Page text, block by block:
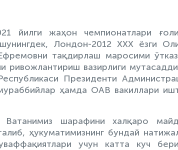
йилги жаҳон чемпионатлари
Лондон-2012 XXX ёзги
тақдирлаш маросими
вазирлиги
Президенти
ҳамда ОАВ вакиллари
Ватанимиз шарафини халқаро
ҳукуматимизнинг бундай
учун катта куч